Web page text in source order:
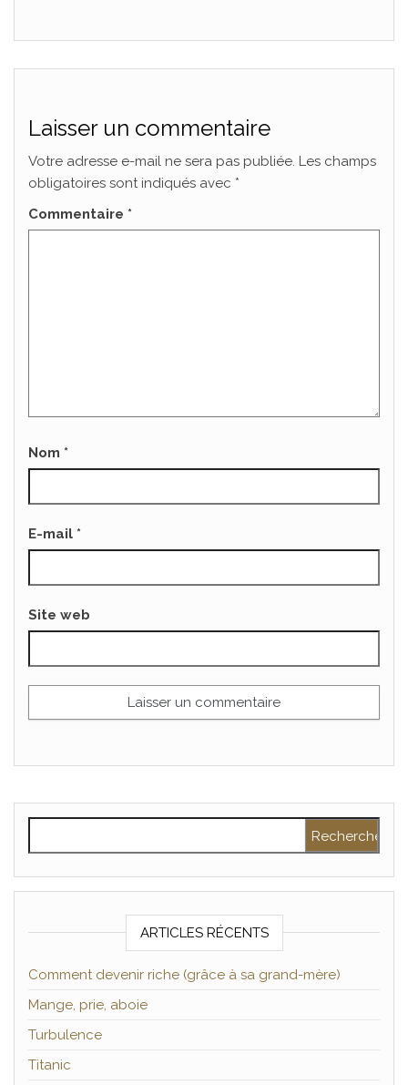
Laisser un commentaire
Votre adresse e-mail ne sera pas publiée. Les champs
obligatoires sont indiqués avec *
Commentaire *
Nom *
E-mail *
Site web
ARTICLES RÉCENTS
Comment devenir riche (grâce à sa grand-mère)
Mange, prie, aboie
Turbulence
Titanic